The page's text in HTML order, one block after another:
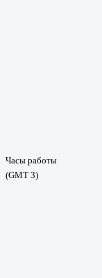
Часы работы
(GMT 3)